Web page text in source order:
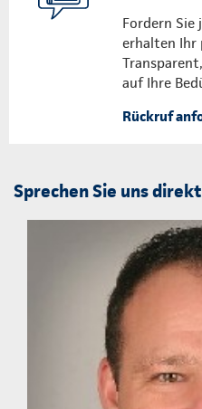
Fordern Sie
erhalten Ihr
auf Ihre
Rückruf
Sprechen Sie uns